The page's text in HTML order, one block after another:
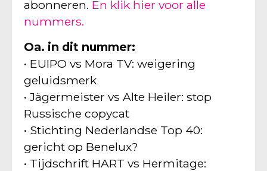
abonneren. En klik hier voor alle
nummers.
Oa. in dit nummer:
• EUIPO vs Mora TV: weigering
geluidsmerk
• Jägermeister vs Alte Heiler: stop
Russische copycat
• Stichting Nederlandse Top 40:
gericht op Benelux?
• Tijdschrift HART vs Hermitage: